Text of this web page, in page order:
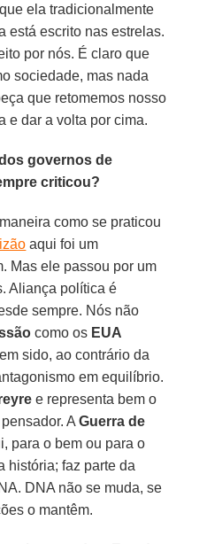
ela tradicionalmente
está escrito nas estrelas.
por nós. É claro que
sociedade, mas nada
que retomemos nosso
e dar a volta por cima.
governos de
criticou?
como se praticou
aqui foi um
Mas ele passou por um
Aliança política é
sempre. Nós não
como os EUA
sido, ao contrário da
em equilíbrio.
e representa bem o
AGuerra de
para o bem ou para o
história; faz parte da
DNA não se muda, se
o mantêm.